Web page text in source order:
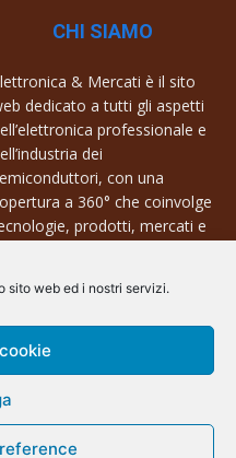
sito web ed i nostri servizi.
CHI SIAMO
& Mercati è il sito
dedicato a tutti gli aspetti
professionale e
dei
con una
a 360° che coinvolge
prodotti, mercati e